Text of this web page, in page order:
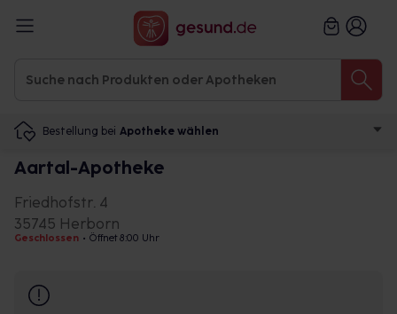
Bestellung bei Apotheke wählen
Aartal-Apotheke
Friedhofstr. 4
35745 Herborn
Geschlossen • Öffnet 8:00 Uhr